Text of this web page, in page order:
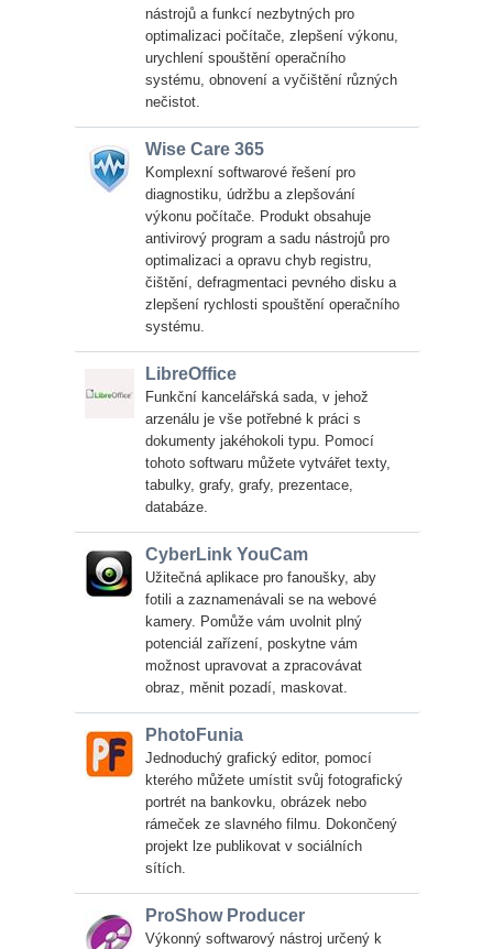
nástrojů a funkcí nezbytných pro
optimalizaci počítače, zlepšení výkonu,
urychlení spouštění operačního
systému, obnovení a vyčištění různých
nečistot.
Wise Care 365
Komplexní softwarové řešení pro
diagnostiku, údržbu a zlepšování
výkonu počítače. Produkt obsahuje
antivirový program a sadu nástrojů pro
optimalizaci a opravu chyb registru,
čištění, defragmentaci pevného disku a
zlepšení rychlosti spouštění operačního
systému.
LibreOffice
Funkční kancelářská sada, v jehož
arzenálu je vše potřebné k práci s
dokumenty jakéhokoli typu. Pomocí
tohoto softwaru můžete vytvářet texty,
tabulky, grafy, grafy, prezentace,
databáze.
CyberLink YouCam
Užitečná aplikace pro fanoušky, aby
fotili a zaznamenávali se na webové
kamery. Pomůže vám uvolnit plný
potenciál zařízení, poskytne vám
možnost upravovat a zpracovávat
obraz, měnit pozadí, maskovat.
PhotoFunia
Jednoduchý grafický editor, pomocí
kterého můžete umístit svůj fotografický
portrét na bankovku, obrázek nebo
rámeček ze slavného filmu. Dokončený
projekt lze publikovat v sociálních
sítích.
ProShow Producer
Výkonný softwarový nástroj určený k